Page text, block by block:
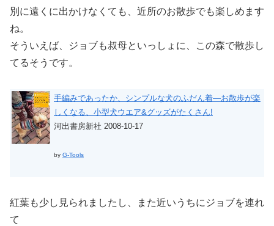
別に遠くに出かけなくても、近所のお散歩でも楽しめます
ね。
そういえば、ジョブも叔母といっしょに、この森で散歩し
てるそうです。
手編みであったか、シンプルな犬のふだん着―お散歩が楽
しくなる、小型犬ウエア&グッズがたくさん!
河出書房新社 2008-10-17
by G-Tools
紅葉も少し見られましたし、また近いうちにジョブを連れ
て